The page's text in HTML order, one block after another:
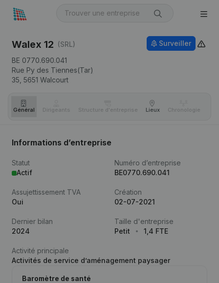
Walex 12 (SRL)
BE 0770.690.041
Rue Py des Tiennes(Tar)
35, 5651 Walcourt
Surveiller
Général Dirigeants Structure d'entreprise Lieux Chronologie
Informations d’entreprise
Statut
Actif
Numéro d’entreprise
BE0770.690.041
Assujettissement TVA
Oui
Création
02-07-2021
Dernier bilan
2024
Taille d'entreprise
Petit
1,4 FTE
Activité principale
Activités de service d’aménagement paysager
Baromètre de santé